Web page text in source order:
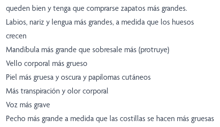
queden bien y tenga que comprarse zapatos más grandes.
Labios, nariz y lengua más grandes, a medida que los huesos
crecen
Mandíbula más grande que sobresale más (protruye)
Vello corporal más grueso
Piel más gruesa y oscura y papilomas cutáneos
Más transpiración y olor corporal
Voz más grave
Pecho más grande a medida que las costillas se hacen más gruesas